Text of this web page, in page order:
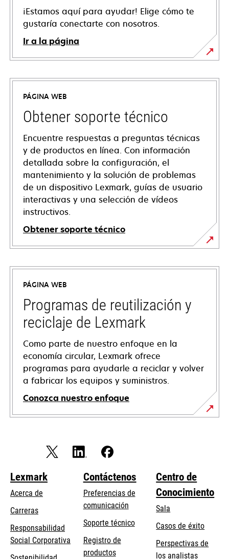
¡Estamos aquí para ayudar! Elige cómo te
gustaría conectarte con nosotros.
Ir a la página
PÁGINA WEB
Obtener soporte técnico
Encuentre respuestas a preguntas técnicas
y de productos en línea. Con información
detallada sobre la configuración, el
mantenimiento y la solución de problemas
de un dispositivo Lexmark, guías de usuario
interactivas y una selección de vídeos
instructivos.
Obtener soporte técnico
se
abre
una
pestaña
nueva
PÁGINA WEB
Programas de reutilización y
reciclaje de Lexmark
Como parte de nuestro enfoque en la
economía circular, Lexmark ofrece
programas para ayudarle a reciclar y volver
a fabricar los equipos y suministros.
Conozca nuestro enfoque
Lexmark
Acerca de
Carreras
Responsabilidad
Social Corporativa
abre
Contáctenos
Preferencias de
comunicación
Soporte técnicose
Registro de
productos
Centro de
Conocimiento
Sala
Casos de éxito
Perspectivas de
los analistas